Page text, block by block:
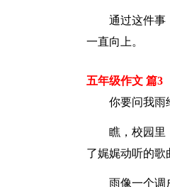
通过这件事，
一直向上。
五年级作文 篇3
你要问我雨给
瞧，校园里，
了娓娓动听的歌
雨像一个调皮